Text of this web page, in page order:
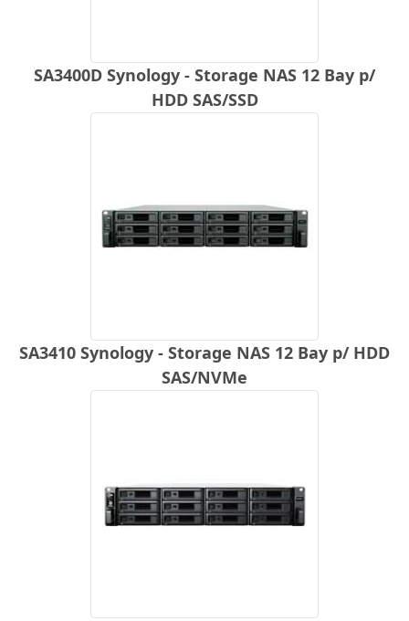
SA3400D Synology - Storage NAS 12 Bay p/
HDD SAS/SSD
SA3410 Synology - Storage NAS 12 Bay p/ HDD
SAS/NVMe